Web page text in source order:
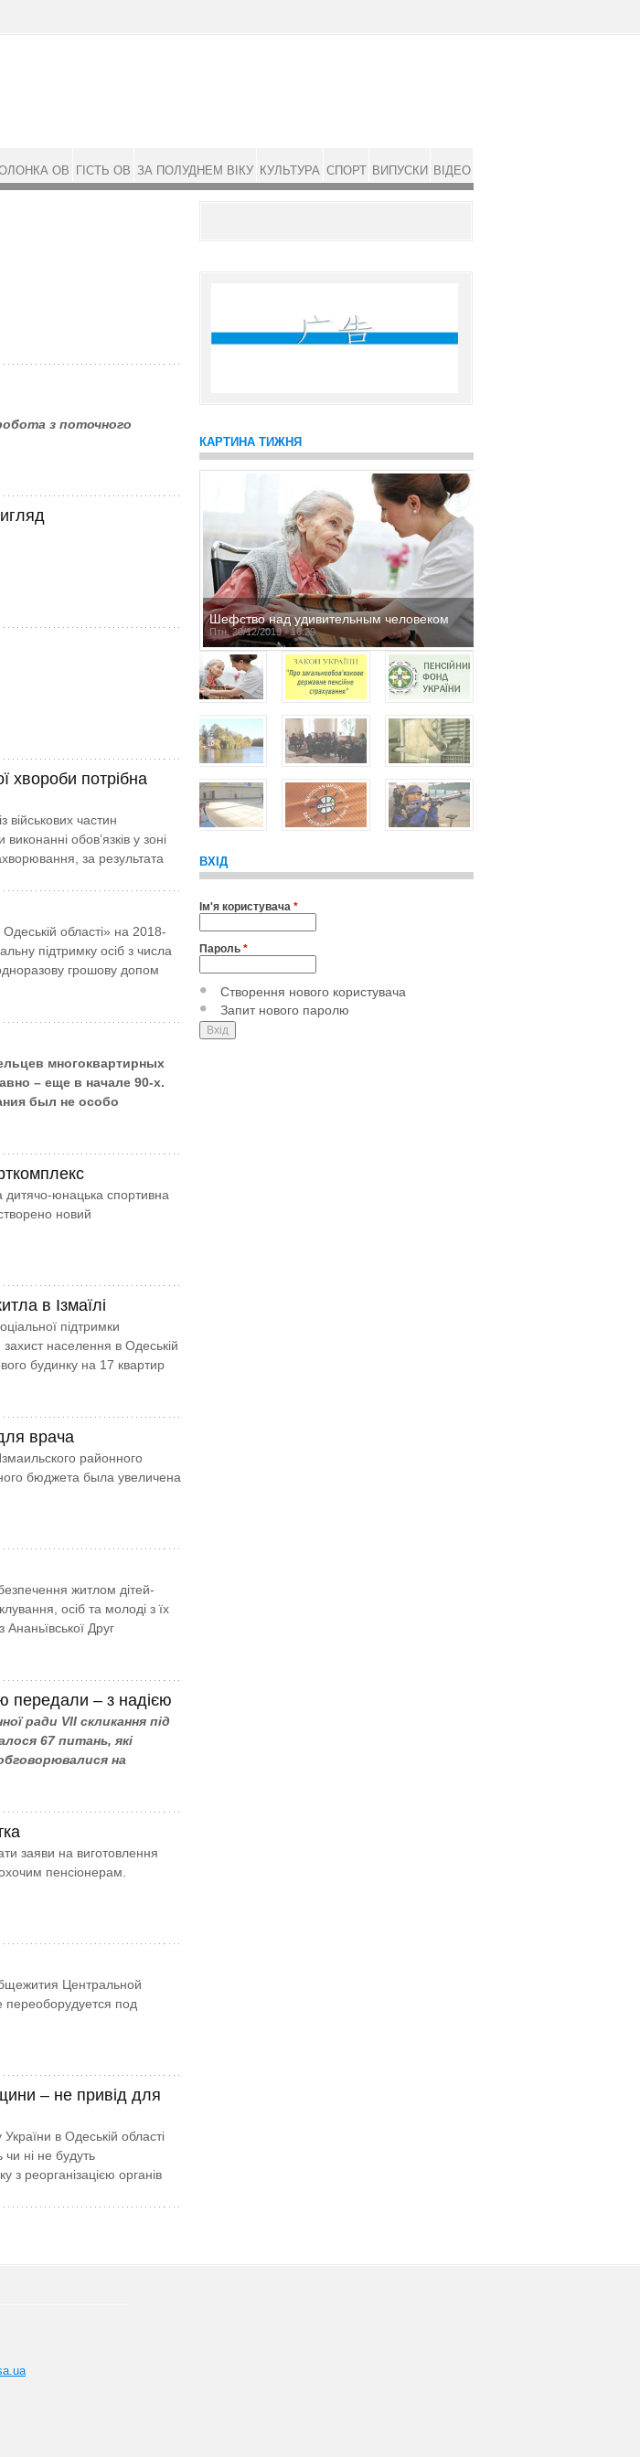
з поточного
хвороби потрібна
військових частин
обов’язків у зоні
за результата
області» на 2018-
підтримку осіб з числа
грошову допом
многоквартирных
– еще в начале 90-х.
был не особо
дитячо-юнацька спортивна
новий
в Ізмаїлі
підтримки
населення в Одеській
будинку на 17 квартир
врача
районного
бюджета была увеличена
житлом дітей-
осіб та молоді з їх
Друг
передали – з надією
ради VII скликання під
67 питань, які
на
заяви на виготовлення
пенсіонерам.
Центральной
под
– не привід для
в Одеській області
ні не будуть
з реорганізацією органів
КАРТИНА ТИЖНЯ
Шефство над удивительным человеком
Птн, 20/12/2019 - 16:29
ВХІД
Ім'я користувача *
Пароль *
Створення нового користувача
Запит нового паролю
ОВ ГІСТЬ ОВ ЗА ПОЛУДНЕМ ВІКУ КУЛЬТУРА СПОРТ ВИПУСКИ ВІДЕО